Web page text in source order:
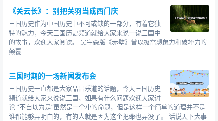
诸葛亮（181。4。14～234。8。28），字孔明，号
卧，琅邪阳都（今山东临沂市沂南县）人，汉族，三国时
期杰出的政治家、战略军事家。蜀汉丞相。谥曰忠武侯。
司马懿（179-251）字仲达，河内温（今河南温县）
基人。曹魏大都督，魏国丞相。多次率军对抗诸葛亮。以
其功著，封宣王。其孙（即其次子司马昭之子）司马炎称
帝后，追尊为晋宣帝。如果比死时的年龄司马懿大，谁让
诸葛亮先死呢
《关云长》：别把关羽当成西门庆
三国历史作为中国历史中不可或缺的一部分，有着它独
特的魅力，今天三国历史频道就给大家来说一说三国中
的故事，欢迎大家阅读。 吴宇森版《赤壁》曾以极富想象力和破坏力的
颠覆
三国时期的一场新闻发布会
三国历史一直都是大家晶晶乐道的话题，今天三国历史
频道就给大家来说说三国，如果有什么问题欢迎大家讨
论 “不自以为是”虽然是一个小的命题，但是这样一个简单的道理并不是
谁都能够弄明白的，有的人就是因为这个把命也弄没了。 话说天下大事